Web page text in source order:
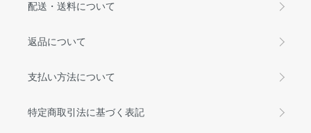
配送・送料について
返品について
支払い方法について
特定商取引法に基づく表記